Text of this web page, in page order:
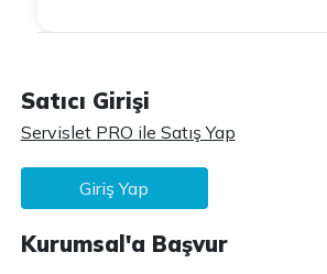
Satıcı Girişi
Servislet PRO ile Satış Yap
Giriş Yap
Kurumsal'a Başvur